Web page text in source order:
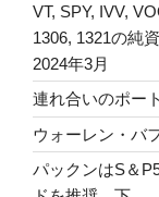
VT, SPY, IVV,
1306, 1321の純
2024年3月
連れ合いのポー
ウォーレン・バ
パックンはS＆